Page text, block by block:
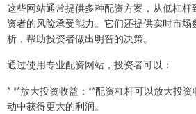
这些网站通常提供多种配资方案，从低杠
资者的风险承受能力。它们还提供实时市
析，帮助投资者做出明智的决策。
通过使用专业配资网站，投资者可以：
* **放大投资收益：**配资杠杆可以放大投
动中获得更大的利润。